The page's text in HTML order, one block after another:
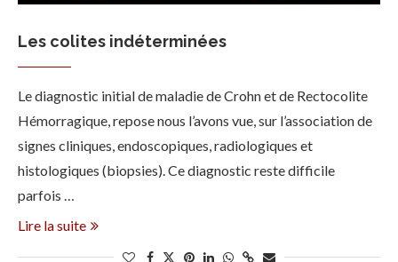
Les colites indéterminées
Le diagnostic initial de maladie de Crohn et de Rectocolite
Hémorragique, repose nous l’avons vue, sur l’association de
signes cliniques, endoscopiques, radiologiques et
histologiques (biopsies). Ce diagnostic reste difficile
parfois …
Lire la suite